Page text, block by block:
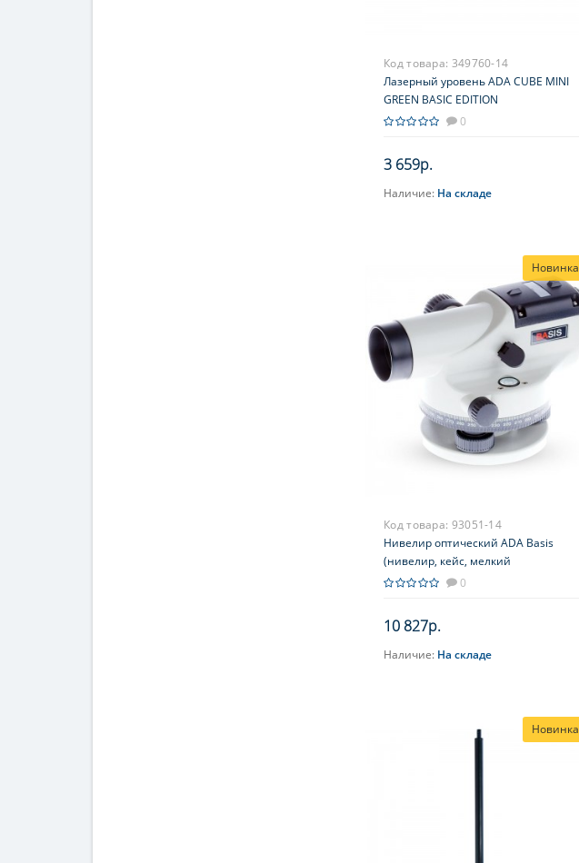
Код товара: 349760-14
Лазерный уровень ADA CUBE MINI
GREEN BASIC EDITION
0
3 659р.
В корзину
Наличие: На складе
Новинка
Код товара: 93051-14
Нивелир оптический ADA Basis
(нивелир, кейс, мелкий
инструмент, нитяной отвес,
0
10 827р.
В корзину
Наличие: На складе
Новинка